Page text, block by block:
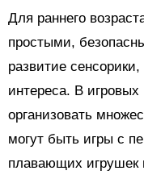
Для раннего
простыми,
развитие
интереса. В
организовать
могут быть игры с
плавающих игрушек